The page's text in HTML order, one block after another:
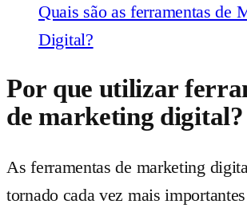
Quais são as ferramentas de
Digital?
Por que utilizar
de marketing digital?
As ferramentas de marketing
tornado cada vez mais